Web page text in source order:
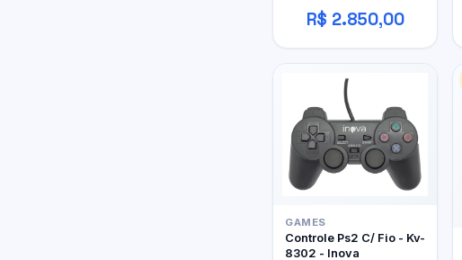
R$ 2.850,00
GAMES
Controle Ps2 C/ Fio - Kv-
8302 - Inova